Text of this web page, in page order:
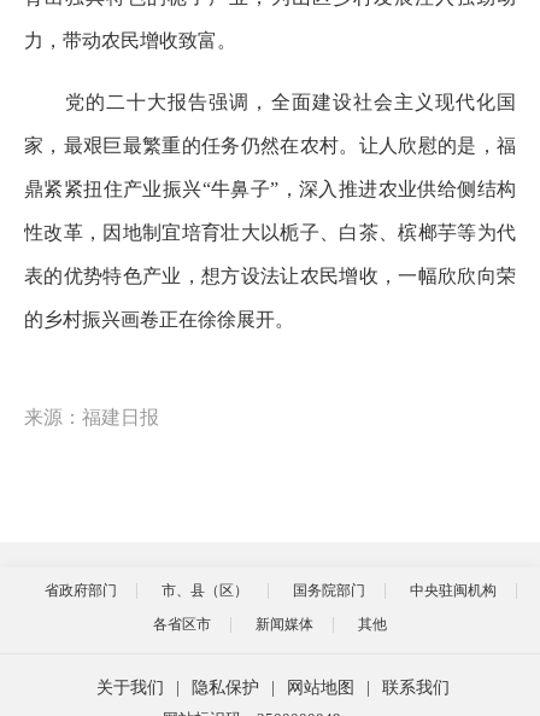
力，带动农民增收致富。
党的二十大报告强调，全面建设社会主义现代化国
家，最艰巨最繁重的任务仍然在农村。让人欣慰的是，福
鼎紧紧扭住产业振兴“牛鼻子”，深入推进农业供给侧结构
性改革，因地制宜培育壮大以栀子、白茶、槟榔芋等为代
表的优势特色产业，想方设法让农民增收，一幅欣欣向荣
的乡村振兴画卷正在徐徐展开。
来源：福建日报
省政府部门 市、县（区） 国务院部门
中央驻闽机构
各省区市
新闻媒体 其他
关于我们 隐私保护 网站地图
联系我们